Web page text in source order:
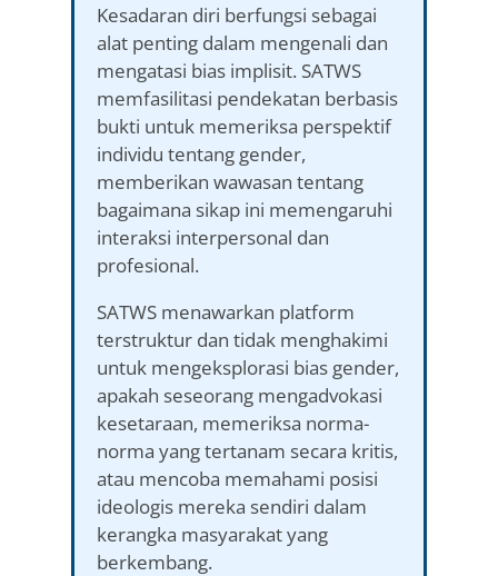
Kesadaran diri berfungsi sebagai
alat penting dalam mengenali dan
mengatasi bias implisit. SATWS
memfasilitasi pendekatan berbasis
bukti untuk memeriksa perspektif
individu tentang gender,
memberikan wawasan tentang
bagaimana sikap ini memengaruhi
interaksi interpersonal dan
profesional.
SATWS menawarkan platform
terstruktur dan tidak menghakimi
untuk mengeksplorasi bias gender,
apakah seseorang mengadvokasi
kesetaraan, memeriksa norma-
norma yang tertanam secara kritis,
atau mencoba memahami posisi
ideologis mereka sendiri dalam
kerangka masyarakat yang
berkembang.